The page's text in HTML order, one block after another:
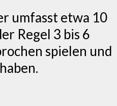
umfasst etwa 10
Regel 3 bis 6
spielen und